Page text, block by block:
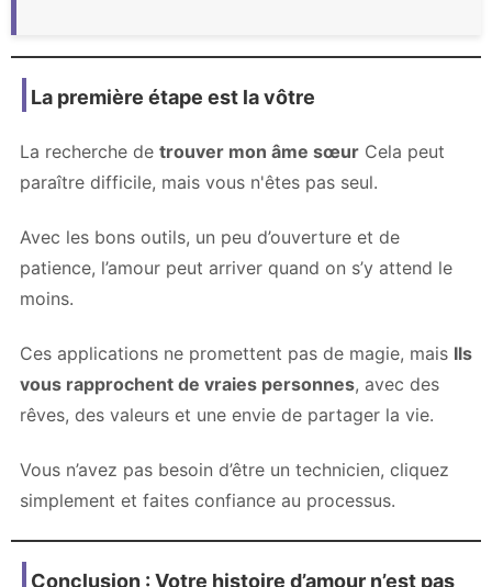
La première étape est la vôtre
La recherche de trouver mon âme sœur Cela peut
paraître difficile, mais vous n'êtes pas seul.
Avec les bons outils, un peu d’ouverture et de
patience, l’amour peut arriver quand on s’y attend le
moins.
Ces applications ne promettent pas de magie, mais Ils
vous rapprochent de vraies personnes, avec des
rêves, des valeurs et une envie de partager la vie.
Vous n’avez pas besoin d’être un technicien, cliquez
simplement et faites confiance au processus.
Conclusion : Votre histoire d’amour n’est pas